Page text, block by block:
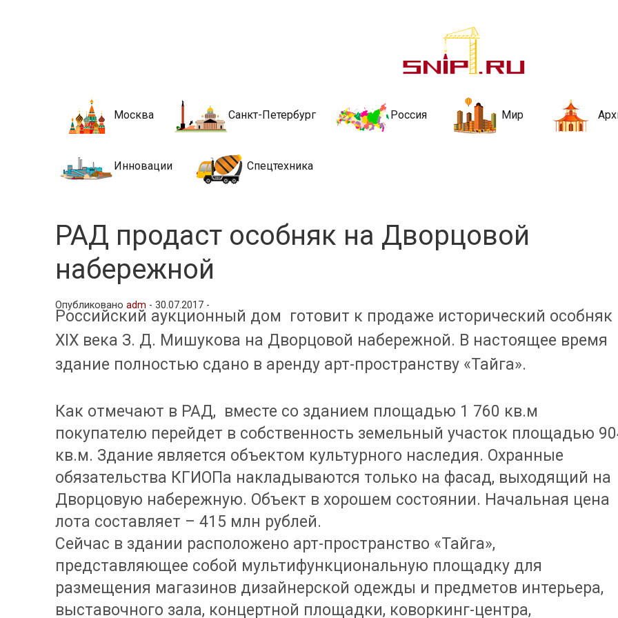
Новости строительства и
стройкой рубрики
Москва Санкт-Петербург Россия Мир
Инновации Спецтехника
РАД продаст особняк на Дворцовой
набережной
Опубликованоadm -30.07.2017 -
Российский аукционный дом готовит к продаже исторический особняк
XIX века З. Д. Мишукова на Дворцовой набережной. В настоящее время
здание полностью сдано в аренду арт-пространству «Тайга».
Как отмечают в РАД, вместе со зданием площадью 1 760 кв.м
покупателю перейдет в собственность земельный участок площадью
кв.м. Здание является объектом культурного наследия. Охранные
обязательства КГИОПа накладываются только на фасад, выходящий на
Дворцовую набережную. Объект в хорошем состоянии. Начальная цена
лота составляет – 415 млн рублей.
Сейчас в здании расположено арт-пространство «Тайга»,
представляющее собой мультифункциональную площадку для
размещения магазинов дизайнерской одежды и предметов интерьера,
выставочного зала, концертной площадки, коворкинг-центра,